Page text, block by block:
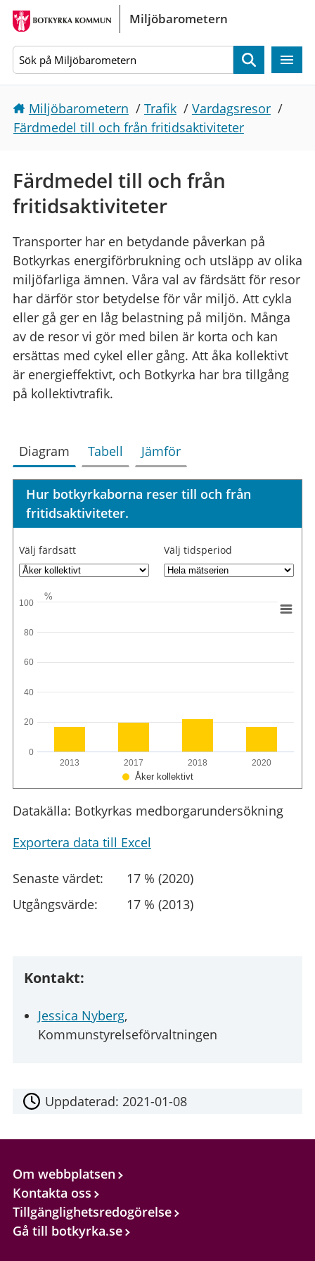
Gå direkt till sidans innehåll
Miljöbarometern
Sök
Miljöbarometern / Trafik / Vardagsresor /
Färdmedel till och från fritidsaktiviteter
Färdmedel till och från
fritidsaktiviteter
Transporter har en betydande påverkan på
Botkyrkas energiförbrukning och utsläpp av olika
miljöfarliga ämnen. Våra val av färdsätt för resor
har därför stor betydelse för vår miljö. Att cykla
eller gå ger en låg belastning på miljön. Många
av de resor vi gör med bilen är korta och kan
ersättas med cykel eller gång. Att åka kollektivt
är energieffektivt, och Botkyrka har bra tillgång
på kollektivtrafik.
Diagram Tabell Jämför
Hur botkyrkaborna reser till och från
fritidsaktiviteter.
Välj färdsätt Välj tidsperiod
%
Åker kollektivt
2013 2017 2018 2020
0
20
40
60
80
100
Datakälla: Botkyrkas medborgarundersökning
Exportera data till Excel
Senaste värdet:
17 % (2020)
Utgångsvärde:
17 % (2013)
Kontakt:
Jessica Nyberg,
Kommunstyrelseförvaltningen
Uppdaterad: 2021-01-08
Om webbplatsen
Kontakta oss
Tillgänglighetsredogörelse
Gå till botkyrka.se